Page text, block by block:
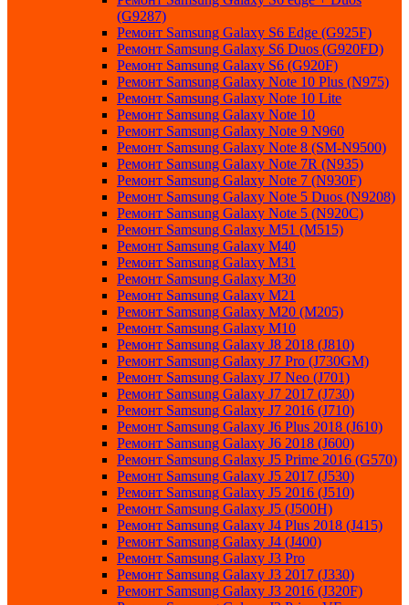
(G9287)
Ремонт Samsung Galaxy S6 Edge (G925F)
Ремонт Samsung Galaxy S6 Duos (G920FD)
Ремонт Samsung Galaxy S6 (G920F)
Ремонт Samsung Galaxy Note 10 Plus (N975)
Ремонт Samsung Galaxy Note 10 Lite
Ремонт Samsung Galaxy Note 10
Ремонт Samsung Galaxy Note 9 N960
Ремонт Samsung Galaxy Note 8 (SM-N9500)
Ремонт Samsung Galaxy Note 7R (N935)
Ремонт Samsung Galaxy Note 7 (N930F)
Ремонт Samsung Galaxy Note 5 Duos (N9208)
Ремонт Samsung Galaxy Note 5 (N920C)
Ремонт Samsung Galaxy M51 (M515)
Ремонт Samsung Galaxy M40
Ремонт Samsung Galaxy M31
Ремонт Samsung Galaxy M30
Ремонт Samsung Galaxy M21
Ремонт Samsung Galaxy M20 (M205)
Ремонт Samsung Galaxy M10
Ремонт Samsung Galaxy J8 2018 (J810)
Ремонт Samsung Galaxy J7 Pro (J730GM)
Ремонт Samsung Galaxy J7 Neo (J701)
Ремонт Samsung Galaxy J7 2017 (J730)
Ремонт Samsung Galaxy J7 2016 (J710)
Ремонт Samsung Galaxy J6 Plus 2018 (J610)
Ремонт Samsung Galaxy J6 2018 (J600)
Ремонт Samsung Galaxy J5 Prime 2016 (G570)
Ремонт Samsung Galaxy J5 2017 (J530)
Ремонт Samsung Galaxy J5 2016 (J510)
Ремонт Samsung Galaxy J5 (J500H)
Ремонт Samsung Galaxy J4 Plus 2018 (J415)
Ремонт Samsung Galaxy J4 (J400)
Ремонт Samsung Galaxy J3 Pro
Ремонт Samsung Galaxy J3 2017 (J330)
Ремонт Samsung Galaxy J3 2016 (J320F)